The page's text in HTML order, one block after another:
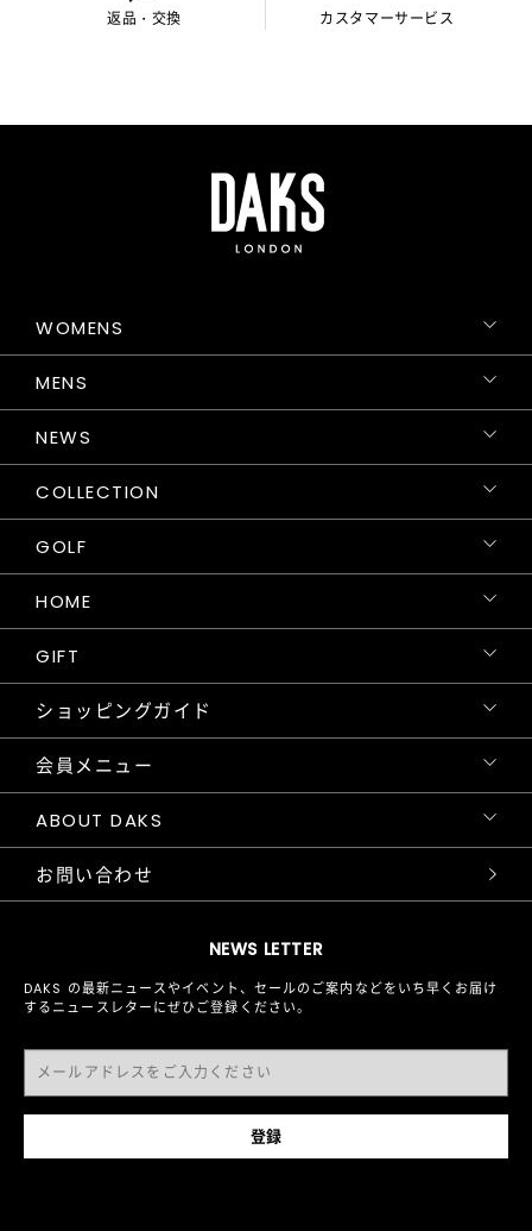
返品・交換 カスタマーサービス
NEWS LETTER
DAKS の最新ニュースやイベント、セールのご案内などをいち早くお届け
するニュースレターにぜひご登録ください。
WOMENS
MENS
NEWS
COLLECTION
GOLF
HOME
GIFT
ショッピングガイド
会員メニュー
ABOUT DAKS
お問い合わせ